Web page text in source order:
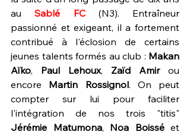
au Sablé FC (N3). Entraîneur
passionné et exigeant, il a fortement
contribué à l'éclosion de certains
jeunes talents formés au club : Makan
Aïko, Paul Lehoux, Zaïd Amir ou
encore Martin Rossignol. On peut
compter sur lui pour faciliter
Jérémie Matumona, Noa Boissé